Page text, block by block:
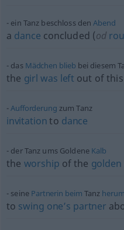
ein Tanz beschloss denAbend
a dance concluded (od
das Mädchen blieb bei diesem
the girl was left out of this
Aufforderung zum Tanz
invitationto dance
der Tanz ums Goldene Kalb
the worship of the golden
seine Partnerin beim Tanz
to swing one’s partner